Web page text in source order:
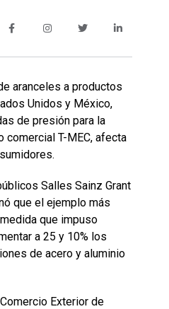
aranceles a productos
Unidos y México,
de presión para la
comercial T-MEC, afecta
Salles Sainz Grant
que el ejemplo más
que impuso
a 25 y 10% los
de acero y aluminio
Exterior de